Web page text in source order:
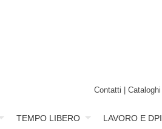
Contatti Cataloghi
TEMPO LIBERO LAVORO E DPI